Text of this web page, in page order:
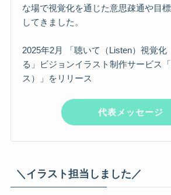
な場で視覚化を通じた意思疎通や目
してきました。
2025年2月 「聴いて（Listen）視覚化
る」ビジョンイラスト制作サービス
ス）」をリリース
代表メッセージ
＼イラスト担当しました／